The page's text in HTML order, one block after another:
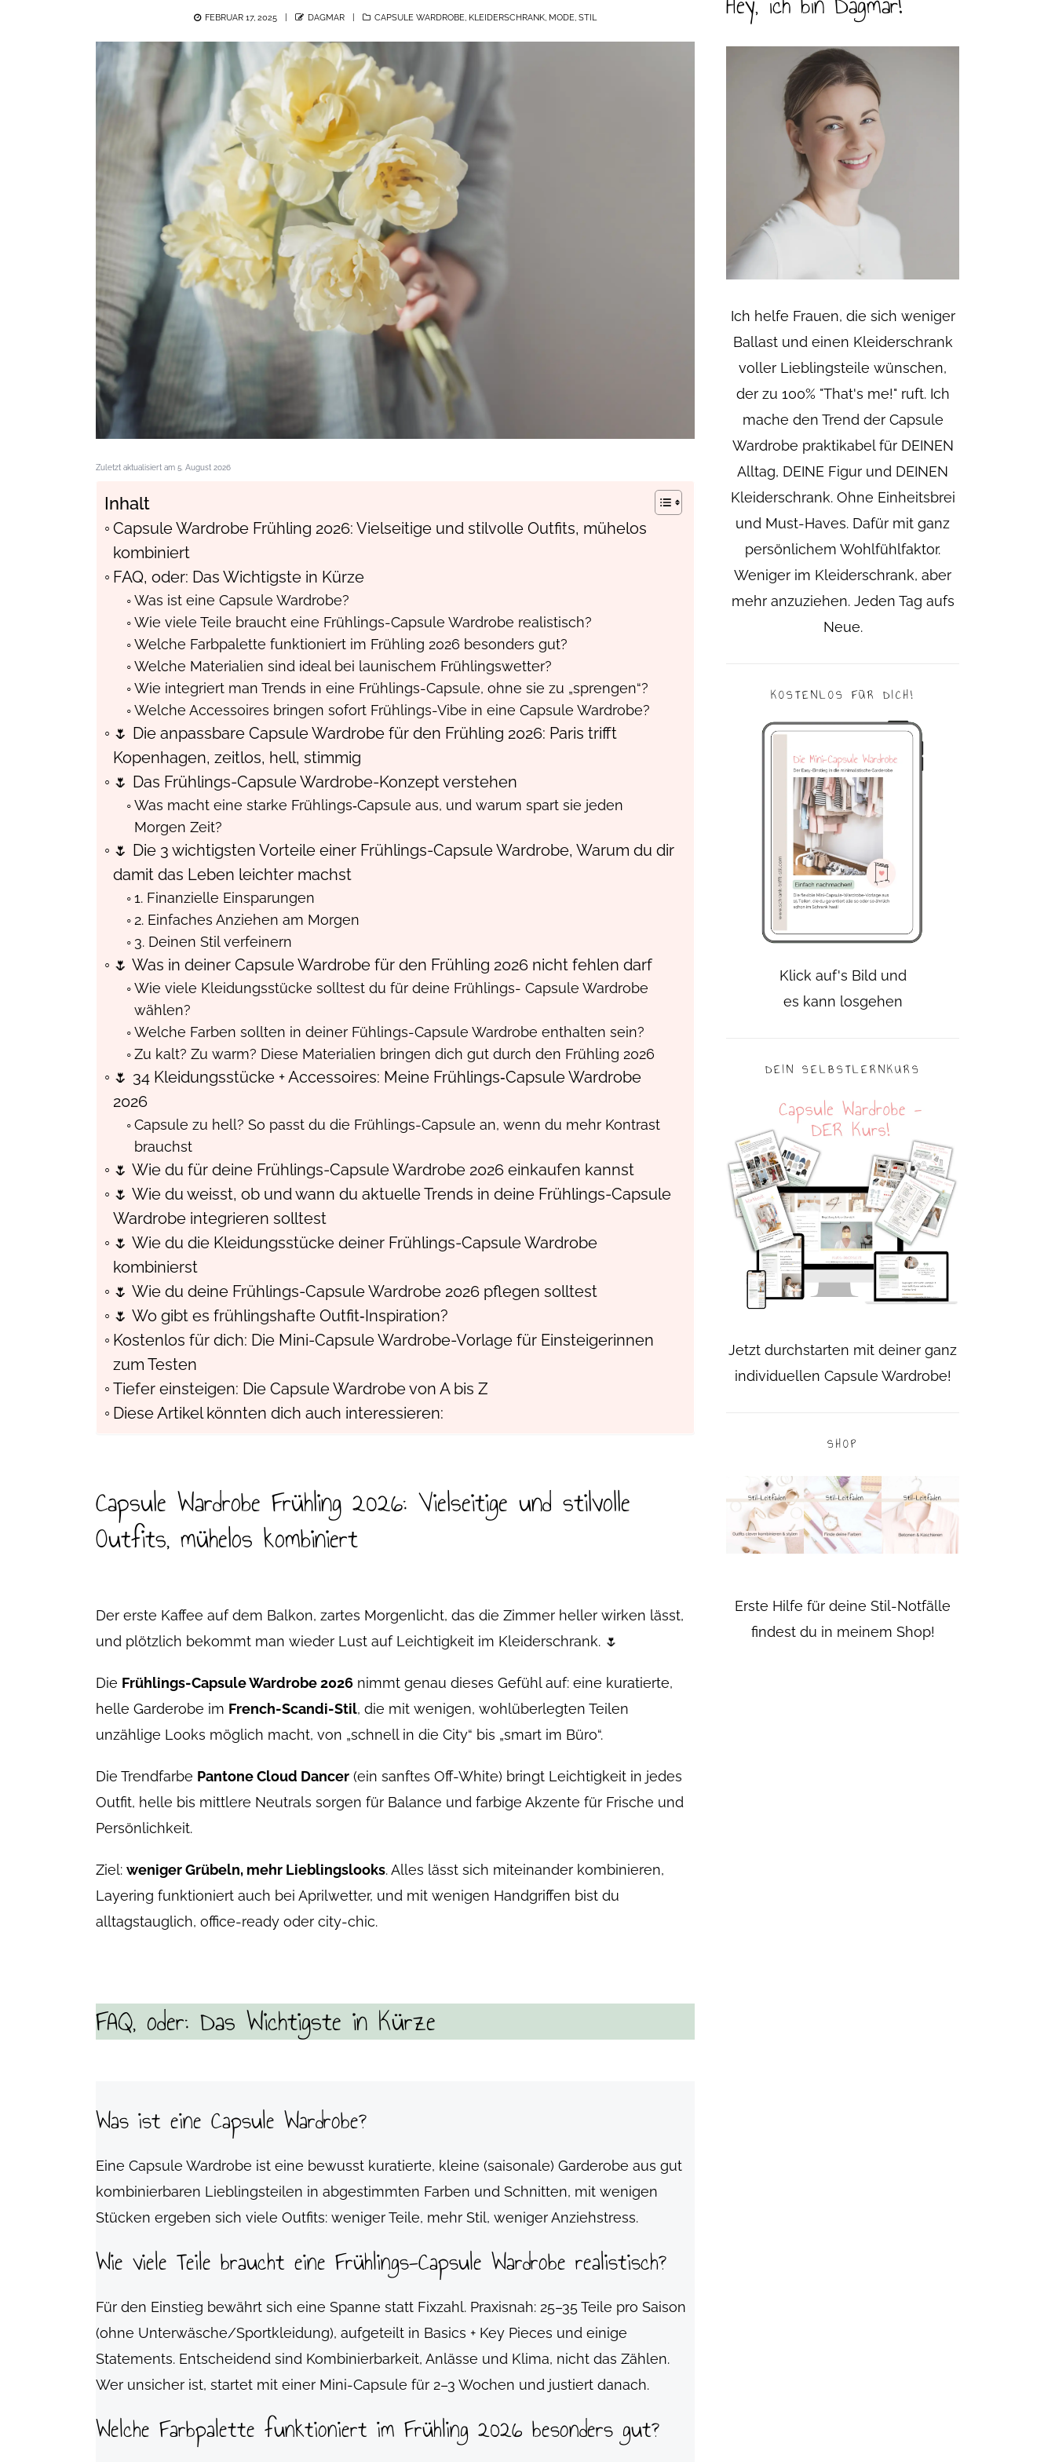
POSTED
FEBRUAR 17, 2025 AUTHOR
DAGMAR CATEGORIES
CAPSULE WARDROBE, KLEIDERSCHRANK, MODE, STIL
Zuletzt aktualisiert am 5. August 2026
Inhalt
Capsule Wardrobe Frühling 2026: Vielseitige und stilvolle Outfits, mühelos
kombiniert
FAQ, oder: Das Wichtigste in Kürze
Was ist eine Capsule Wardrobe?
Wie viele Teile braucht eine Frühlings-Capsule Wardrobe realistisch?
Welche Farbpalette funktioniert im Frühling 2026 besonders gut?
Welche Materialien sind ideal bei launischem Frühlingswetter?
Wie integriert man Trends in eine Frühlings-Capsule, ohne sie zu „sprengen“?
Welche Accessoires bringen sofort Frühlings-Vibe in eine Capsule Wardrobe?
🌷 Die anpassbare Capsule Wardrobe für den Frühling 2026: Paris trifft
Kopenhagen, zeitlos, hell, stimmig
🌷 Das Frühlings-Capsule Wardrobe-Konzept verstehen
Was macht eine starke Frühlings‑Capsule aus, und warum spart sie jeden
Morgen Zeit?
🌷 Die 3 wichtigsten Vorteile einer Frühlings-Capsule Wardrobe, Warum du dir
damit das Leben leichter machst
1. Finanzielle Einsparungen
2. Einfaches Anziehen am Morgen
3. Deinen Stil verfeinern
🌷 Was in deiner Capsule Wardrobe für den Frühling 2026 nicht fehlen darf
Wie viele Kleidungsstücke solltest du für deine Frühlings- Capsule Wardrobe
wählen?
Welche Farben sollten in deiner Fühlings-Capsule Wardrobe enthalten sein?
Zu kalt? Zu warm? Diese Materialien bringen dich gut durch den Frühling 2026
🌷 34 Kleidungsstücke + Accessoires: Meine Frühlings‑Capsule Wardrobe
2026
Capsule zu hell? So passt du die Frühlings-Capsule an, wenn du mehr Kontrast
brauchst
🌷 Wie du für deine Frühlings-Capsule Wardrobe 2026 einkaufen kannst
🌷 Wie du weisst, ob und wann du aktuelle Trends in deine Frühlings-Capsule
Wardrobe integrieren solltest
🌷 Wie du die Kleidungsstücke deiner Frühlings-Capsule Wardrobe
kombinierst
🌷 Wie du deine Frühlings-Capsule Wardrobe 2026 pflegen solltest
🌷 Wo gibt es frühlingshafte Outfit‑Inspiration?
Kostenlos für dich: Die Mini-Capsule Wardrobe-Vorlage für Einsteigerinnen
zum Testen
Tiefer einsteigen: Die Capsule Wardrobe von A bis Z
Diese Artikel könnten dich auch interessieren:
Capsule Wardrobe Frühling 2026: Vielseitige und stilvolle
Outfits, mühelos kombiniert
Der erste Kaffee auf dem Balkon, zartes Morgenlicht, das die Zimmer heller wirken lässt,
und plötzlich bekommt man wieder Lust auf Leichtigkeit im Kleiderschrank. 🌷
Die Frühlings-Capsule Wardrobe 2026 nimmt genau dieses Gefühl auf: eine kuratierte,
helle Garderobe im French-Scandi-Stil, die mit wenigen, wohlüberlegten Teilen
unzählige Looks möglich macht, von „schnell in die City“ bis „smart im Büro“.
Die Trendfarbe Pantone Cloud Dancer (ein sanftes Off-White) bringt Leichtigkeit in jedes
Outfit, helle bis mittlere Neutrals sorgen für Balance und farbige Akzente für Frische und
Persönlichkeit.
Ziel: weniger Grübeln, mehr Lieblingslooks. Alles lässt sich miteinander kombinieren,
Layering funktioniert auch bei Aprilwetter, und mit wenigen Handgriffen bist du
alltagstauglich, office-ready oder city-chic.
FAQ, oder: Das Wichtigste in Kürze
Was ist eine Capsule Wardrobe?
Eine Capsule Wardrobe ist eine bewusst kuratierte, kleine (saisonale) Garderobe aus gut
kombinierbaren Lieblingsteilen in abgestimmten Farben und Schnitten, mit wenigen
Stücken ergeben sich viele Outfits: weniger Teile, mehr Stil, weniger Anziehstress.
Wie viele Teile braucht eine Frühlings-Capsule Wardrobe realistisch?
Für den Einstieg bewährt sich eine Spanne statt Fixzahl. Praxisnah: 25–35 Teile pro Saison
(ohne Unterwäsche/Sportkleidung), aufgeteilt in Basics + Key Pieces und einige
Statements. Entscheidend sind Kombinierbarkeit, Anlässe und Klima, nicht das Zählen.
Wer unsicher ist, startet mit einer Mini-Capsule für 2–3 Wochen und justiert danach.
Welche Farbpalette funktioniert im Frühling 2026 besonders gut?
Ich helfe Frauen, die sich weniger
Ballast und einen Kleiderschrank
voller Lieblingsteile wünschen,
der zu 100% "That's me!" ruft. Ich
mache den Trend der Capsule
Wardrobe praktikabel für DEINEN
Alltag, DEINE Figur und DEINEN
Kleiderschrank. Ohne Einheitsbrei
und Must-Haves. Dafür mit ganz
persönlichem Wohlfühlfaktor.
Weniger im Kleiderschrank, aber
mehr anzuziehen. Jeden Tag aufs
Neue.
KOSTENLOS FÜR DICH!
Klick auf's Bild und
es kann losgehen
DEIN SELBSTLERNKURS
Jetzt durchstarten mit deiner ganz
individuellen Capsule Wardrobe!
SHOP
Erste Hilfe für deine Stil-Notfälle
findest du in meinem Shop!